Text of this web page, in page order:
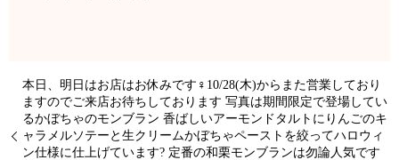
本日、明日はお店はお休みです‍♀️10/28(木)からまた営業しており
ますのでご来店お待ちしております 写真は期間限定で登場してい
るかぼちゃのモンブラン 香ばしいアーモンドタルトにりんごのキ
ャラメルソテーと生クリームかぼちゃペーストを絞ってハロウィ
ン仕様に仕上げています? 定番の和栗モンブランは勿論人気です